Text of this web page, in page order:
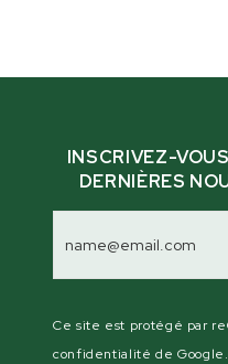
INSCRIVEZ-
DERNIÈRES
Adresse
électronique
Ce site est protégé par
confidentialité de Google.